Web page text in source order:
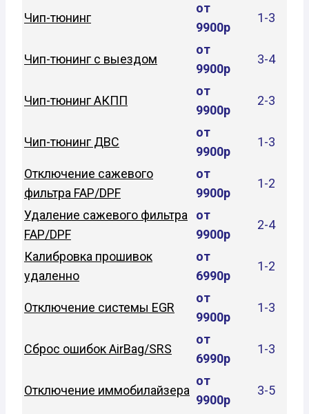
Чип-тюнинг
от
9900р
1-3
Чип-тюнинг с выездом
от
9900р
3-4
Чип-тюнинг АКПП
от
9900р
2-3
Чип-тюнинг ДВС
от
9900р
1-3
Отключение сажевого
фильтра FAP/DPF
от
9900р
1-2
Удаление сажевого фильтра
FAP/DPF
от
9900р
2-4
Калибровка прошивок
удаленно
от
6990р
1-2
Отключение системы EGR
от
9900р
1-3
Сброс ошибок AirBag/SRS
от
6990р
1-3
Отключение иммобилайзера
от
9900р
3-5